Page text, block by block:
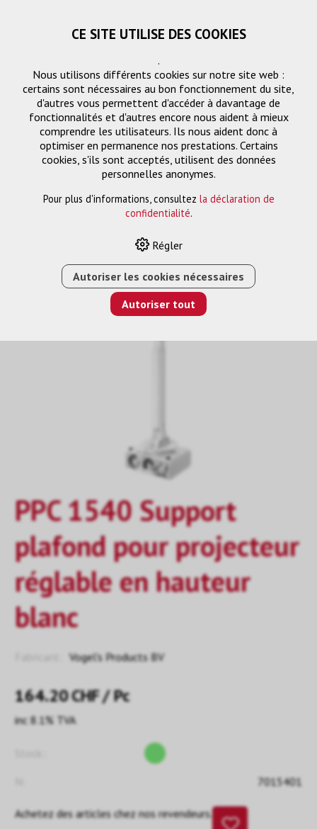
PROJECTION
PPC 1540 SUPPORT PLAFOND POUR
PROJECTEUR RÉGLABLE EN HAUTEUR BLANC
PPC 1540 Support
plafond pour projecteur
réglable en hauteur
blanc
Vogel's Products BV
164.20CHF/ Pc
inc 8.1% TVA
7015401
Achetez des articles chez nos revendeurs.
CE SITE UTILISE DES COOKIES
.
Nous utilisons différents cookies sur notre site web :
certains sont nécessaires au bon fonctionnement du site,
d'autres vous permettent d'accéder à davantage de
fonctionnalités et d'autres encore nous aident à mieux
comprendre les utilisateurs. Ils nous aident donc à
optimiser en permanence nos prestations. Certains
cookies, s'ils sont acceptés, utilisent des données
personnelles anonymes.
Pour plus d'informations, consultez la déclaration de
confidentialité.
Régler
Autoriser les cookies nécessaires
Autoriser tout